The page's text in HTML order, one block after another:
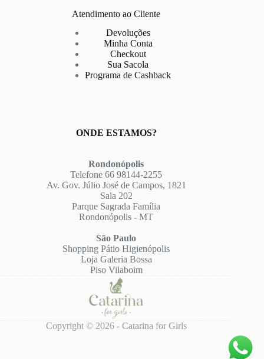
Atendimento ao Cliente
Devoluções
Minha Conta
Checkout
Sua Sacola
Programa de Cashback
ONDE ESTAMOS?
Rondonópolis
Telefone 66 98144-2255
Av. Gov. Júlio José de Campos, 1821
Sala 202
Parque Sagrada Família
Rondonópolis - MT
São Paulo
Shopping Pátio Higienópolis
Loja Galeria Bossa
Piso Vilaboim
Copyright © 2026 - Catarina for Girls